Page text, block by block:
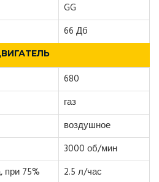
GG
66 Дб
680
газ
воздушное
3000 об/мин
при 75%
2.5 л/час